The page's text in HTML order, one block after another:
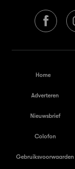
Home
Adverteren
Nieuwsbrief
Colofon
Gebruiksvoorwaarden